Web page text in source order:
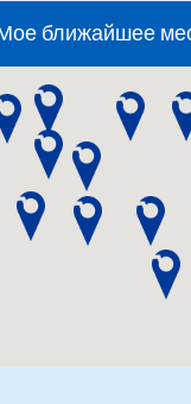
Мое ближайшее